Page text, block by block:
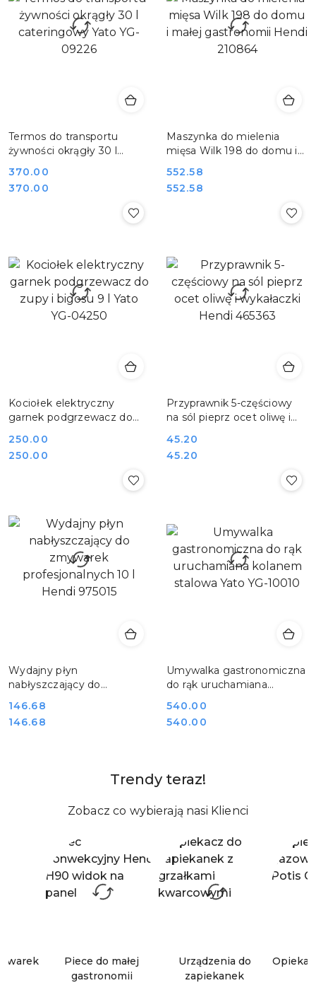
Termos do transportu
żywności okrągły 30 l
09226
Cena:
370.00
Cena:
370.00
Maszynka do mielenia
mięsa Wilk 198 do domu i
210864
Cena:
552.58
Cena:
552.58
Kociołek elektryczny
garnek podgrzewacz do
04250
Cena:
250.00
Cena:
250.00
Przyprawnik 5-częściowy
na sól pieprz ocet oliwę i
Cena:
45.20
Cena:
45.20
Wydajny płyn
nabłyszczający do
10 l Hendi 975015
Cena:
146.68
Cena:
146.68
Umywalka gastronomiczna
do rąk uruchamiana
10010
Cena:
540.00
Cena:
540.00
Pomiń wyróżnione elementy
Trendy teraz!
Zobacz co wybierają nasi Klienci
Piece do małej
gastronomii
Urządzenia do
zapiekanek